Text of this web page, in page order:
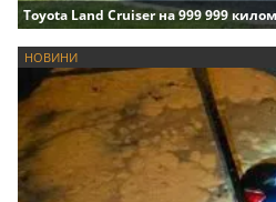
Toyota Land Cruiser на 999 999
НОВИНИ